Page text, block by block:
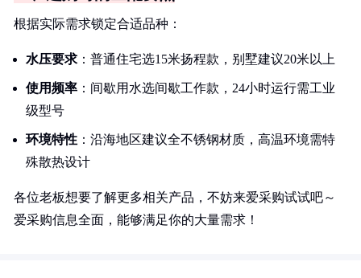
根据实际需求锁定合适品种：
水压要求 ：普通住宅选15米扬程款，别墅建议20米以上
使用频率 ：间歇用水选间歇工作款，24小时运行需工业
级型号
环境特性 ：沿海地区建议全不锈钢材质，高温环境需特
殊散热设计
各位老板想要了解更多相关产品，不妨来爱采购试试吧～
爱采购信息全面，能够满足你的大量需求！